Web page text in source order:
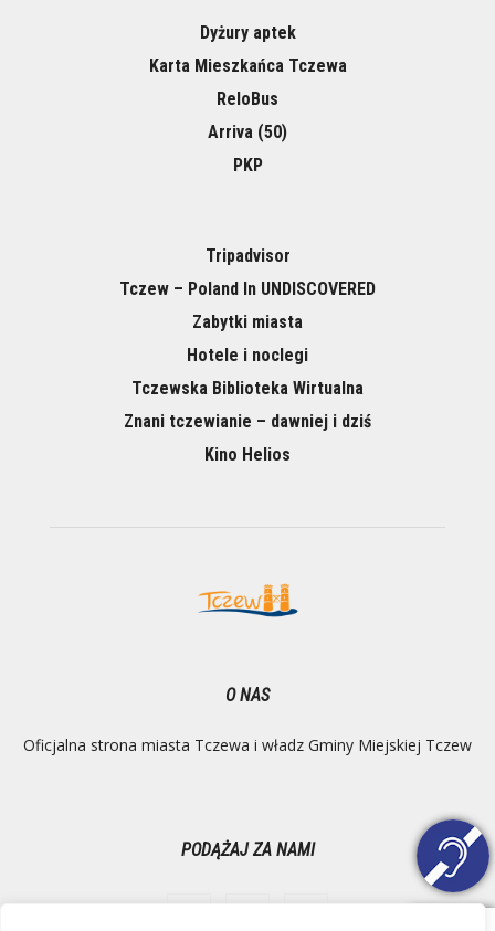
Dyżury aptek
Karta Mieszkańca Tczewa
ReloBus
Arriva (50)
PKP
Tripadvisor
Tczew – Poland In UNDISCOVERED
Zabytki miasta
Hotele i noclegi
Tczewska Biblioteka Wirtualna
Znani tczewianie – dawniej i dziś
Kino Helios
O NAS
Oficjalna strona miasta Tczewa i władz Gminy Miejskiej Tczew
PODĄŻAJ ZA NAMI